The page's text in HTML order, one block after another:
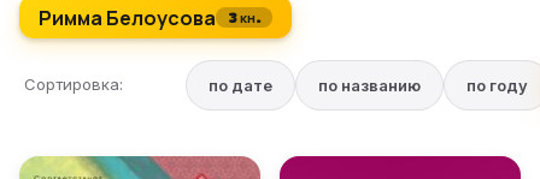
Римма Белоусова 3 кн.
Сортировка: по дате по названию по году